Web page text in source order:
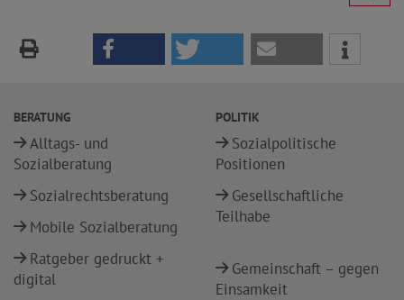
BERATUNG
Alltags- und
Sozialberatung
Sozialrechtsberatung
Mobile Sozialberatung
Ratgeber gedruckt +
digital
POLITIK
Sozialpolitische
Positionen
Gesellschaftliche
Teilhabe
Gemeinschaft – gegen
Einsamkeit